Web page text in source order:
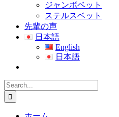
ジャンボベット
ステルスベット
先輩の声
日本語
English
日本語
Search
for: